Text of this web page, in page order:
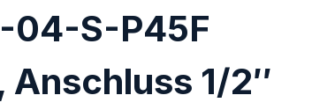
04-S-P45F
1/2″